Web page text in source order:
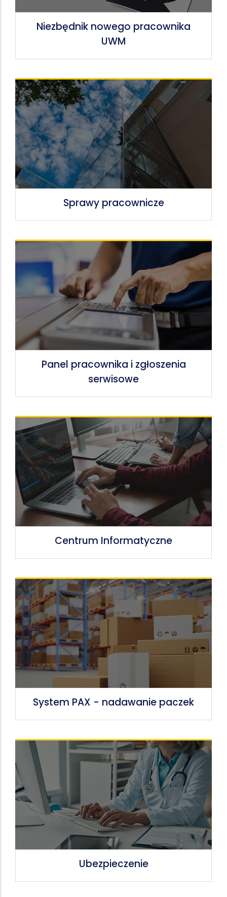
Niezbędnik nowego pracownika
UWM
Sprawy pracownicze
Panel pracownika i zgłoszenia
serwisowe
Centrum Informatyczne
System PAX - nadawanie paczek
Ubezpieczenie